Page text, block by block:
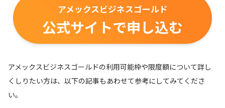
アメックスビジネスゴールド
公式サイトで申し込む
アメックスビジネスゴールドの利用可能枠や限度額について詳し
くしりたい方は、以下の記事もあわせて参考にしてみてくださ
い。